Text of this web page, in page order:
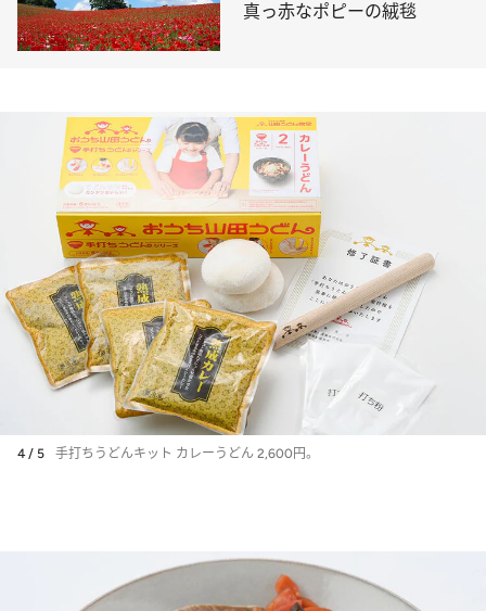
真っ赤なポピーの絨毯
4 / 5 手打ちうどんキット カレーうどん 2,600円。